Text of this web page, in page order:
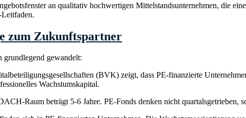
an qualitativ hochwertigen Mittelstandsunternehmen, die
Leitfaden.
zum Zukunftspartner
grundlegend gewandelt:
(BVK) zeigt, dass PE-finanzierte
Wachstumskapital.
Raum beträgt 5-6 Jahre. PE-Fonds denken nicht quartalsgetrieben,